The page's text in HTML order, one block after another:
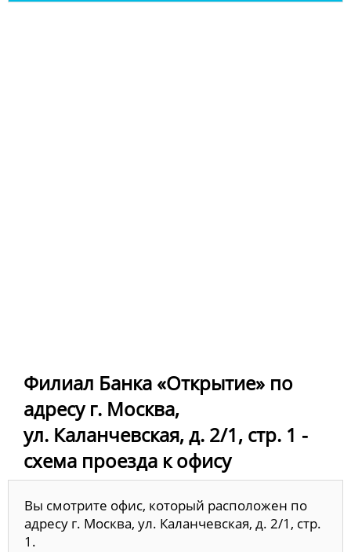
Филиал Банка «Открытие» по
адресу г. Москва,
ул. Каланчевская, д. 2/1, стр. 1 -
схема проезда к офису
Вы смотрите офис, который расположен по
адресу г. Москва, ул. Каланчевская, д. 2/1, стр.
1.